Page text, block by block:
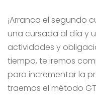
¡Arranca el segundo
una cursada al día y
actividades y
tiempo, te iremos
para incrementar la
traemos el método